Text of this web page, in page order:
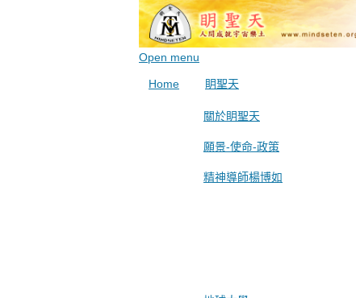
Open menu
Home 眀聖天
關於眀聖天
願景-使命-政策
精神導師楊博如